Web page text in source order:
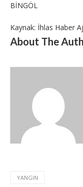
BİNGÖL
Kaynak: İhlas Haber
About The
YANGIN